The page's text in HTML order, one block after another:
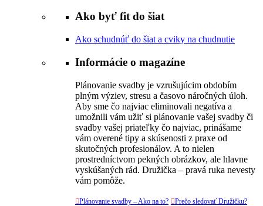
Ako byť fit do šiat
Ako schudnúť do šiat a cviky na chudnutie
Informácie o magazíne
Plánovanie svadby je vzrušujúcim obdobím
plným výziev, stresu a časovo náročných úloh.
Aby sme čo najviac eliminovali negatíva a
umožnili vám užiť si plánovanie vašej svadby či
svadby vašej priateľky čo najviac, prinášame
vám overené tipy a skúsenosti z praxe od
skutočných profesionálov. A to nielen
prostredníctvom pekných obrázkov, ale hlavne
vyskúšaných rád. Družička – pravá ruka nevesty
vám pomôže.
Plánovanie svadby – Ako na to? Prečo sledovať Družičku?